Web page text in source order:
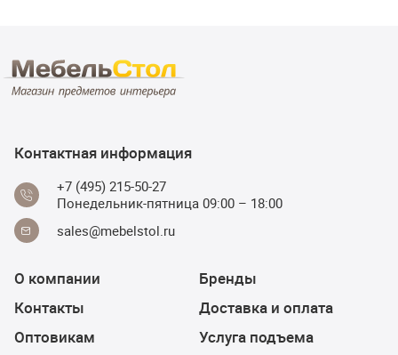
Контактная информация
+7 (495) 215-50-27
Понедельник-пятница 09:00 – 18:00
sales@mebelstol.ru
О компании
Контакты
Оптовикам
Бренды
Доставка и оплата
Услуга подъема